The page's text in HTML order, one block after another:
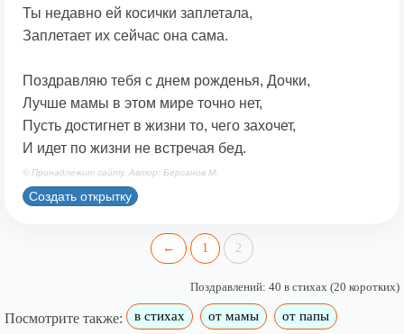
Ты недавно ей косички заплетала,
Заплетает их сейчас она сама.
Поздравляю тебя с днем рожденья, Дочки,
Лучше мамы в этом мире точно нет,
Пусть достигнет в жизни то, чего захочет,
И идет по жизни не встречая бед.
© Принадлежит сайту. Автор: Берсанов М.
Создать открытку
← 1 2
Поздравлений: 40 в стихах (20 коротких)
Посмотрите также: в стихах от мамы от папы